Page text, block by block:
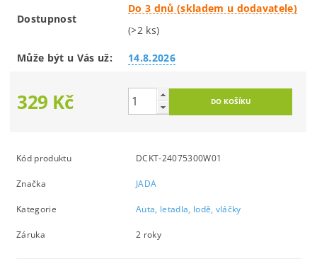
Dostupnost
Do 3 dnů (skladem u dodavatele)
(>2 ks)
Může být u Vás už: 14.8.2026
329 Kč
Kód produktu DCKT-24075300W01
Značka JADA
Kategorie Auta, letadla, lodě, vláčky
Záruka 2 roky